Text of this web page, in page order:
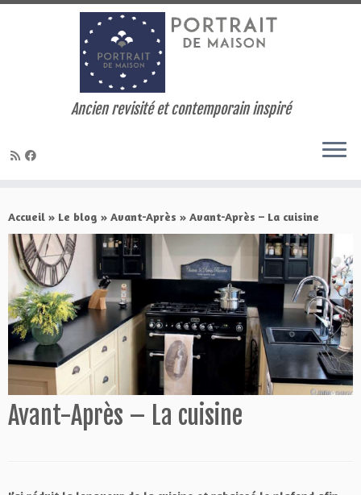
to
content
Ancien revisité et contemporain inspiré
Accueil » Le blog » Avant-Après » Avant-Après – La cuisine
Avant-Après – La cuisine